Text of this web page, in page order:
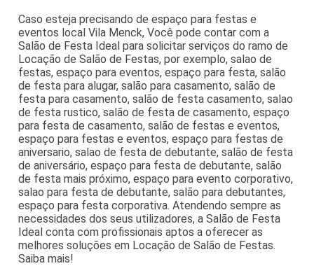
Caso esteja precisando de espaço para festas e
eventos local Vila Menck, Você pode contar com a
Salão de Festa Ideal para solicitar serviços do ramo de
Locação de Salão de Festas, por exemplo, salao de
festas, espaço para eventos, espaço para festa, salão
de festa para alugar, salão para casamento, salão de
festa para casamento, salão de festa casamento, salao
de festa rustico, salão de festa de casamento, espaço
para festa de casamento, salão de festas e eventos,
espaço para festas e eventos, espaço para festas de
aniversario, salao de festa de debutante, salão de festa
de aniversário, espaço para festa de debutante, salão
de festa mais próximo, espaço para evento corporativo,
salao para festa de debutante, salão para debutantes,
espaço para festa corporativa. Atendendo sempre as
necessidades dos seus utilizadores, a Salão de Festa
Ideal conta com profissionais aptos a oferecer as
melhores soluções em Locação de Salão de Festas.
Saiba mais!